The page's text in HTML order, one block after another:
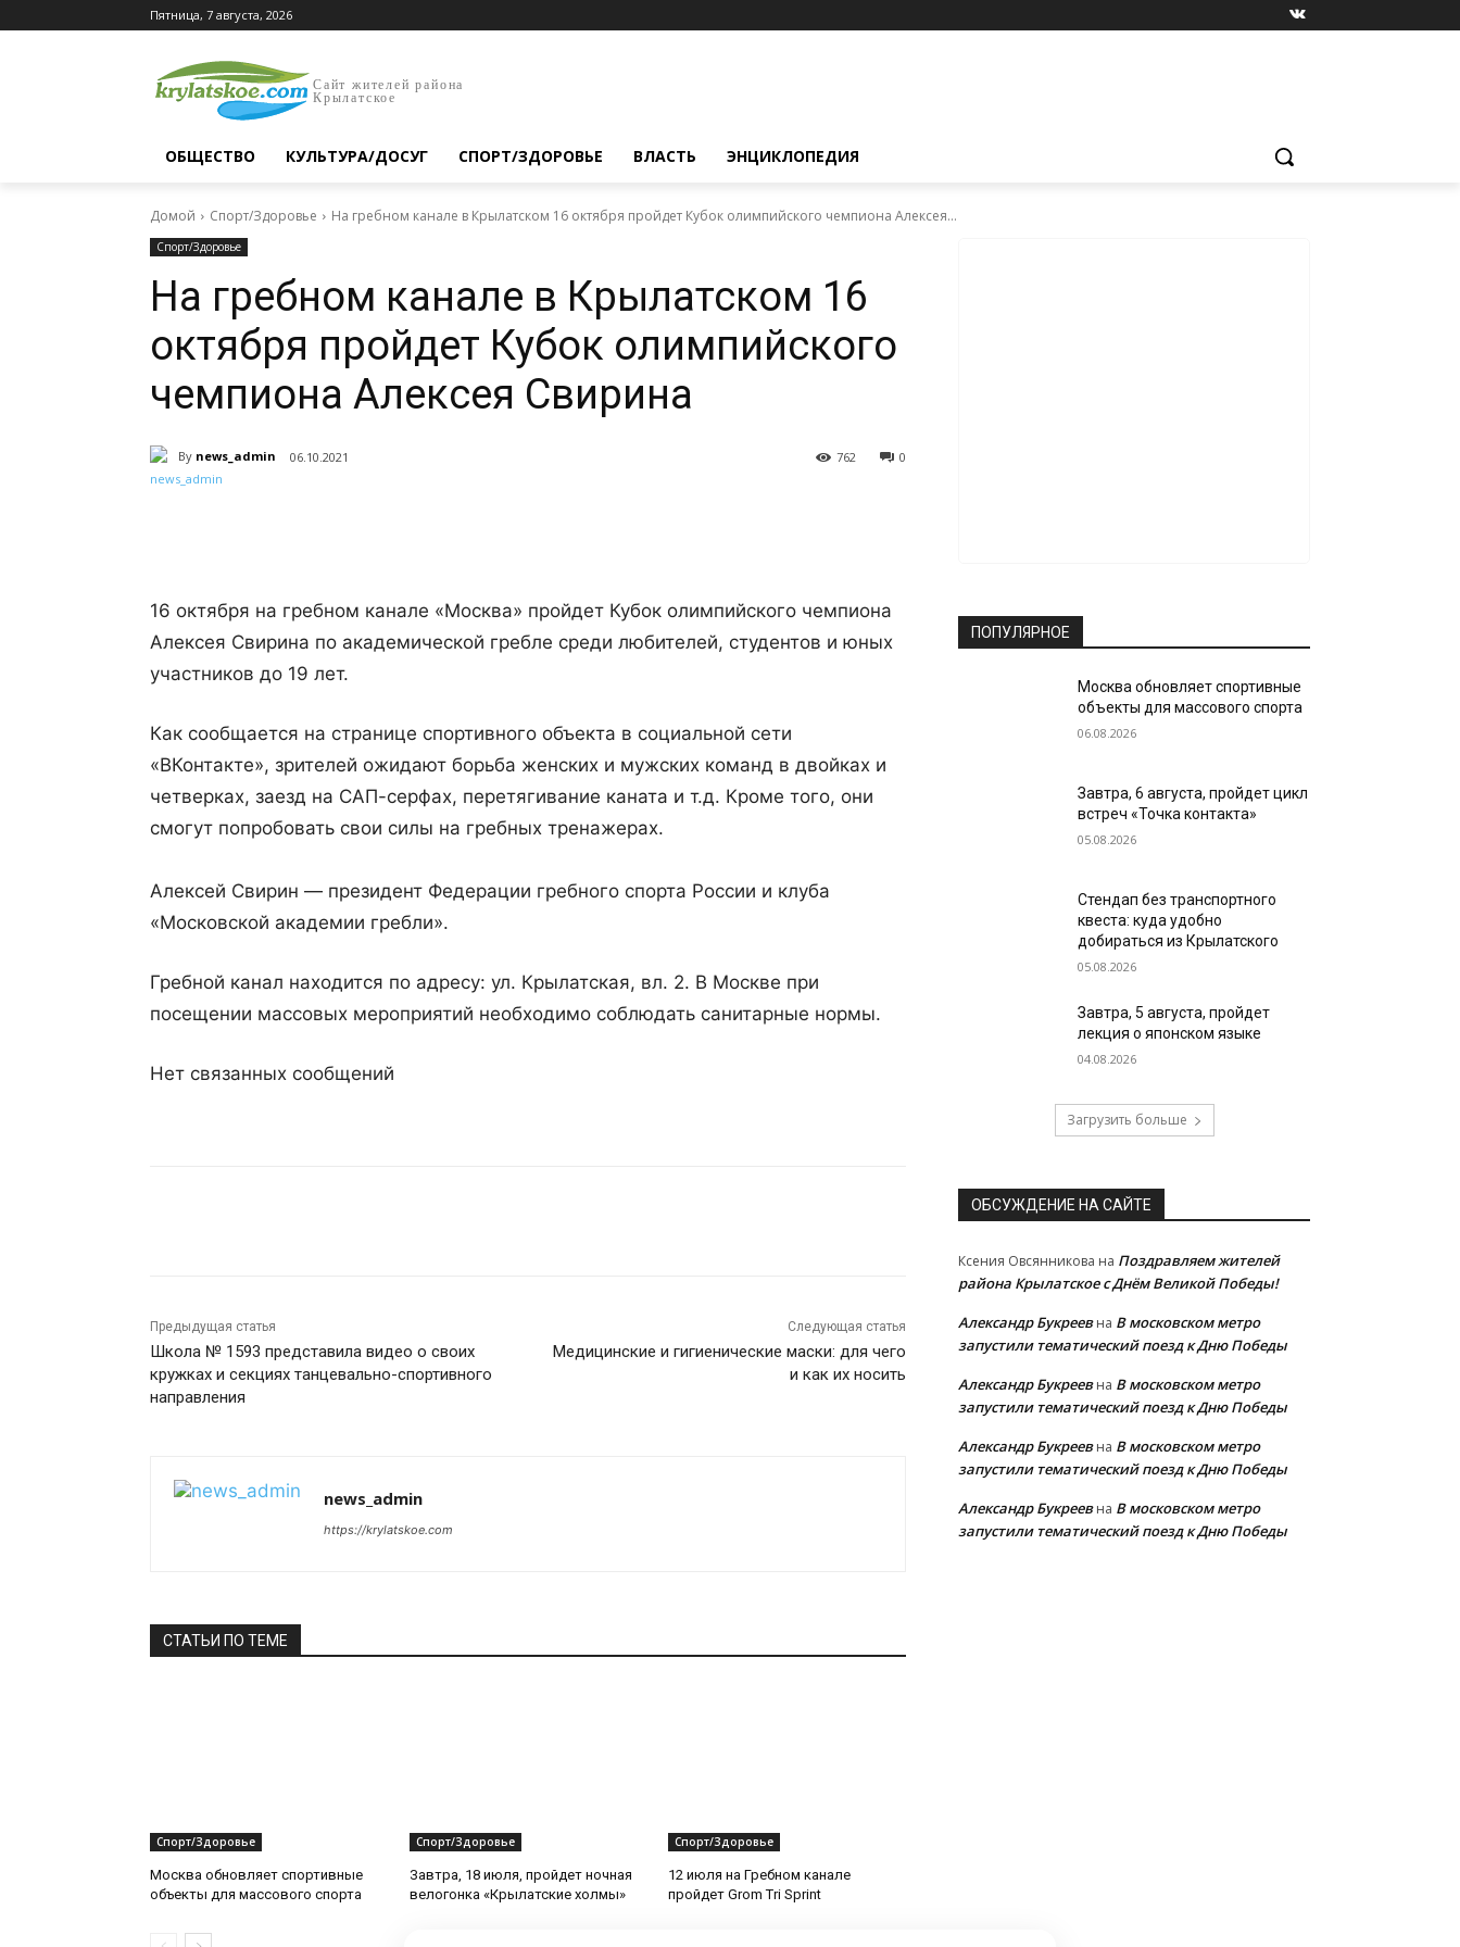
Пятница, 7 августа, 2026
Сайт жителей района
Крылатское
ОБЩЕСТВО КУЛЬТУРА/ДОСУГ СПОРТ/ЗДОРОВЬЕ ВЛАСТЬ ЭНЦИКЛОПЕДИЯ
Домой Спорт/Здоровье На гребном канале в Крылатском 16 октября пройдет Кубок олимпийского чемпиона Алексея...
Спорт/Здоровье
На гребном канале в Крылатском 16
октября пройдет Кубок олимпийского
чемпиона Алексея Свирина
By news_admin 06.10.2021 0
762
16 октября на гребном канале «Москва» пройдет Кубок олимпийского чемпиона
Алексея Свирина по академической гребле среди любителей, студентов и юных
участников до 19 лет.
Как сообщается на странице спортивного объекта в социальной сети
«ВКонтакте», зрителей ожидают борьба женских и мужских команд в двойках и
четверках, заезд на САП-серфах, перетягивание каната и т.д. Кроме того, они
смогут попробовать свои силы на гребных тренажерах.
Алексей Свирин — президент Федерации гребного спорта России и клуба
«Московской академии гребли».
Гребной канал находится по адресу: ул. Крылатская, вл. 2. В Москве при
посещении массовых мероприятий необходимо соблюдать санитарные нормы.
Нет связанных сообщений
Предыдущая статья
Школа № 1593 представила видео о своих
кружках и секциях танцевально-спортивного
направления
Следующая статья
Медицинские и гигиенические маски: для чего
и как их носить
news_admin
https://krylatskoe.com
СТАТЬИ ПО ТЕМЕ
Спорт/Здоровье
Москва обновляет спортивные
объекты для массового спорта
Спорт/Здоровье
Завтра, 18 июля, пройдет ночная
велогонка «Крылатские холмы»
Спорт/Здоровье
12 июля на Гребном канале
пройдет Grom Tri Sprint
ПОПУЛЯРНОЕ
Москва обновляет спортивные
объекты для массового спорта
06.08.2026
Завтра, 6 августа, пройдет цикл
встреч «Точка контакта»
05.08.2026
Стендап без транспортного
квеста: куда удобно
добираться из Крылатского
05.08.2026
Завтра, 5 августа, пройдет
лекция о японском языке
04.08.2026
Загрузить больше
ОБСУЖДЕНИЕ НА САЙТЕ
Ксения Овсянникова на Поздравляем жителей
района Крылатское с Днём Великой Победы!
Александр Букреевна В московском метро
запустили тематический поезд к Дню Победы
Александр Букреевна В московском метро
запустили тематический поезд к Дню Победы
Александр Букреевна В московском метро
запустили тематический поезд к Дню Победы
Александр Букреевна В московском метро
запустили тематический поезд к Дню Победы